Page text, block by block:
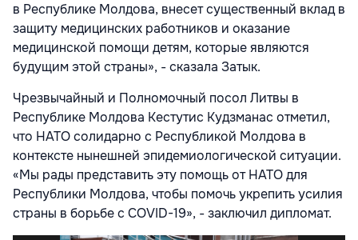
в Республике Молдова, внесет существенный вклад в
защиту медицинских работников и оказание
медицинской помощи детям, которые являются
будущим этой страны», - сказала Затык.
Чрезвычайный и Полномочный посол Литвы в
Республике Молдова Кестутис Кудзманас отметил,
что НАТО солидарно с Республикой Молдова в
контексте нынешней эпидемиологической ситуации.
«Мы рады представить эту помощь от НАТО для
Республики Молдова, чтобы помочь укрепить усилия
страны в борьбе с COVID-19», - заключил дипломат.